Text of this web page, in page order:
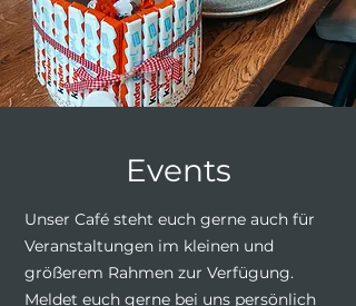
Events
Unser Café steht euch gerne auch für
Veranstaltungen im kleinen und
größerem Rahmen zur Verfügung.
Meldet euch gerne bei uns persönlich